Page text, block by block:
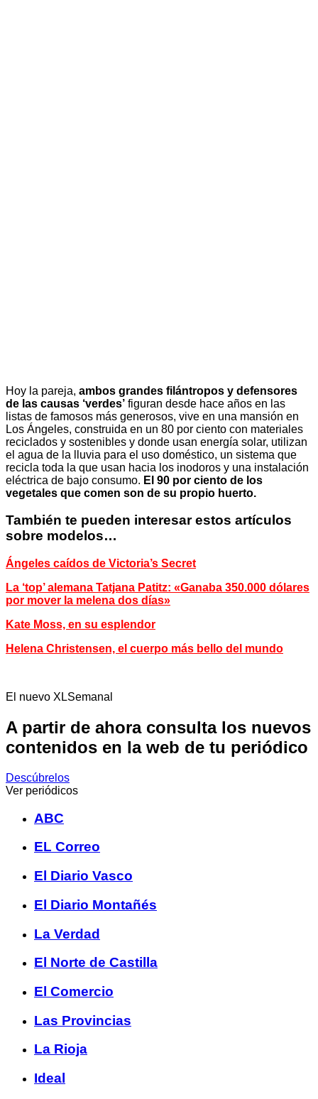
Hoy la pareja, ambos grandes filántropos y defensores
de las causas ‘verdes’ figuran desde hace años en las
listas de famosos más generosos, vive en una mansión en
Los Ángeles, construida en un 80 por ciento con materiales
reciclados y sostenibles y donde usan energía solar, utilizan
el agua de la lluvia para el uso doméstico, un sistema que
recicla toda la que usan hacia los inodoros y una instalación
eléctrica de bajo consumo. El 90 por ciento de los
vegetales que comen son de su propio huerto.
También te pueden interesar estos artículos
sobre modelos…
Ángeles caídos de Victoria’s Secret
La ‘top’ alemana Tatjana Patitz: «Ganaba 350.000 dólares
por mover la melena dos días»
Kate Moss, en su esplendor
Helena Christensen, el cuerpo más bello del mundo
El nuevo XLSemanal
A partir de ahora consulta los nuevos
contenidos en la web de tu periódico
Descúbrelos
Ver periódicos
ABC
EL Correo
El Diario Vasco
El Diario Montañés
La Verdad
El Norte de Castilla
El Comercio
Las Provincias
La Rioja
Ideal